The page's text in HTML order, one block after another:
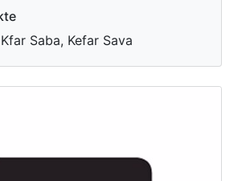
Saba, Kefar Sava